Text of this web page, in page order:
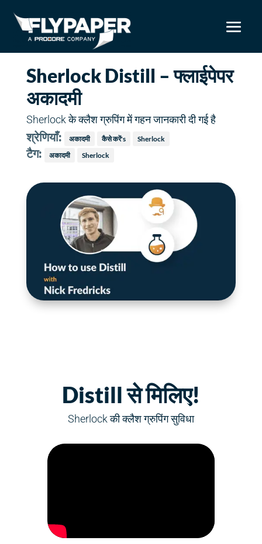
Sherlock Distill – फ्लाईपेपर
अकादमी
Sherlock के क्लैश ग्रुपिंग में गहन जानकारी दी गई है
श्रेणियाँ: अकादमी कैसे करें's Sherlock
टैग: अकादमी Sherlock
Distill से मिलिए!
Sherlock की क्लैश ग्रुपिंग सुविधा